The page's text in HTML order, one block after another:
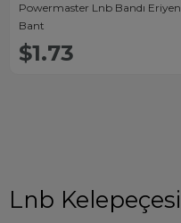
Powermaster Lnb Bandı Eriyen
Bant
$1.73
Lnb Kelepeçesi